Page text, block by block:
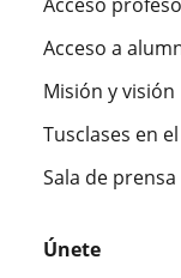
Acceso
Acceso a
Misión y visión
Tusclases en
Sala de prensa
Únete